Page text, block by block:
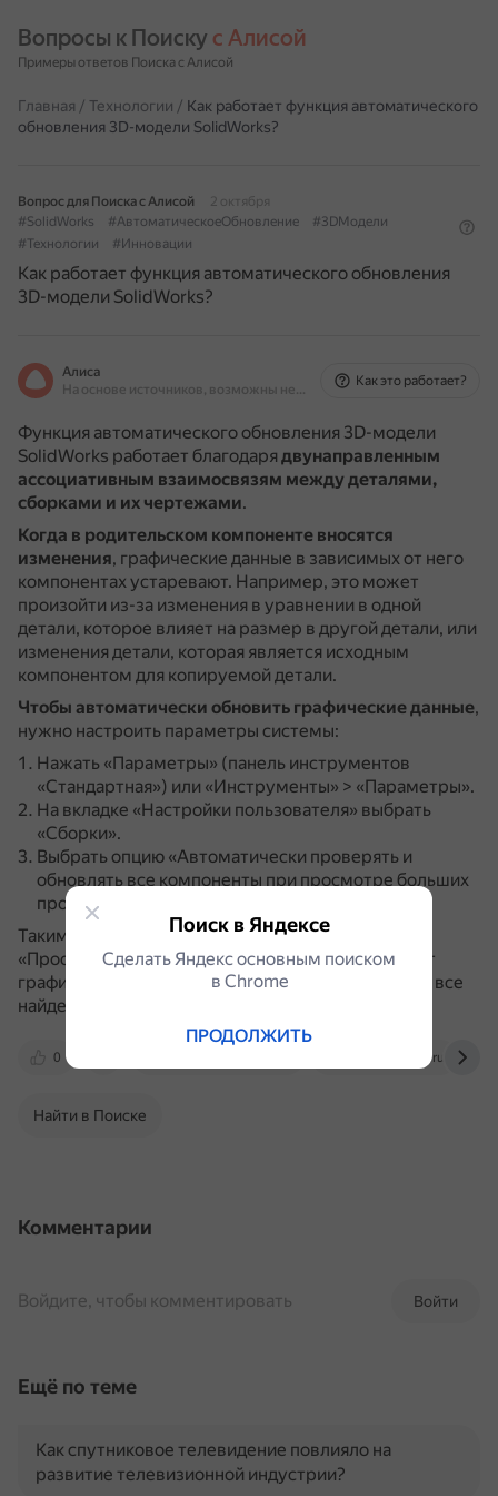
Вопросы к Поиску с Алисой
Примеры ответов Поиска с Алисой
Главная / Технологии / Как работает функция автоматического
обновления 3D-модели SolidWorks?
Вопрос для Поиска с Алисой
2 октября
#SolidWorks
#АвтоматическоеОбновление
#3DМодели
#Технологии
#Инновации
Как работает функция автоматического обновления
3D-модели SolidWorks?
Алиса
На основе источников, возможны неточности
Как это работает?
Функция автоматического обновления 3D-модели
SolidWorks работает благодаря двунаправленным
ассоциативным взаимосвязям между деталями,
сборками и их чертежами.
Когда в родительском компоненте вносятся
изменения, графические данные в зависимых от него
компонентах устаревают. Например, это может
произойти из-за изменения в уравнении в одной
детали, которое влияет на размер в другой детали, или
изменения детали, которая является исходным
компонентом для копируемой детали.
Чтобы автоматически обновить графические данные,
нужно настроить параметры системы:
Нажать «Параметры» (панель инструментов
«Стандартная») или «Инструменты» > «Параметры».
На вкладке «Настройки пользователя» выбрать
«Сборки».
Выбрать опцию «Автоматически проверять и
обновлять все компоненты при просмотре больших
проектов».
Таким образом, при открытии сборки в окне
«Просмотр больших проектов» система проверит
графические данные всех компонентов и обновит все
найденные устаревшие.
0 rudesignshop.ru
Найти в Поиске
Комментарии
Войти
Войдите, чтобы комментировать
Ещё по теме
Как спутниковое телевидение повлияло на
развитие телевизионной индустрии?
Поиск в Яндексе
Сделать Яндекс основным поиском
в Сhrome
ПРОДОЛЖИТЬ